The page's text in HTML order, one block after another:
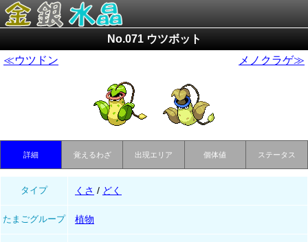
No.071 ウツボット
≪ウツドン
メノクラゲ≫
詳細 覚えるわざ 出現エリア 個体値 ステータス
タイプ くさ / どく
たまごグループ 植物